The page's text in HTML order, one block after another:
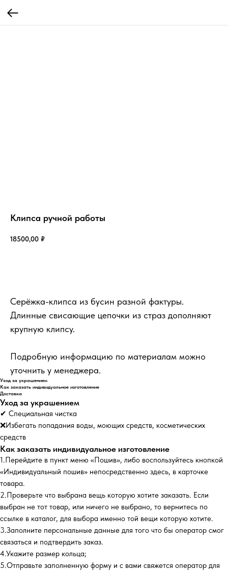
Клипса ручной работы
18500,00 ₽
Серёжка-клипса из бусин разной фактуры.
Длинные свисающие цепочки из страз дополняют
крупную клипсу.
Подробную информацию по материалам можно
уточнить у менеджера.
Уход за украшением
Как заказать индивидуальное изготовление
Доставка
Уход за украшением
✔ Специальная чистка
❌Избегать попадания воды, моющих средств, косметических
средств
Как заказать индивидуальное изготовление
1.Перейдите в пункт меню «Пошив», либо воспользуйтесь кнопкой
«Индивидуальный пошив» непосредственно здесь, в карточке
товара.
2.Проверьте что выбрана вещь которую хотите заказать. Если
выбран не тот товар, или ничего не выбрано, то вернитесь по
ссылке в каталог, для выбора именно той вещи которую хотите.
3.Заполните персональные данные для того что бы оператор смог
связаться и подтвердить заказ.
4.Укажите размер кольца;
5.Отправьте заполненную форму и с вами свяжется оператор для